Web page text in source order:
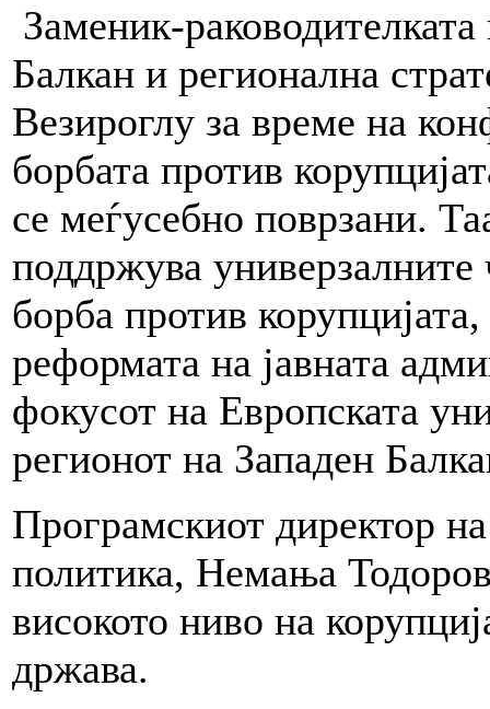
Заменик-
Балкан и регионална
Везироглу за време на
борбата против
се меѓусебно поврзани.
поддржува универзалните
борба против
реформата на јавната
фокусот на Европската
регионот на Западен
Програмскиот директор
политика, Немања
високото ниво на
држава.